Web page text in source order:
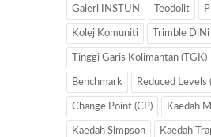
Galeri INSTUN Teodolit
Kolej Komuniti Trimble DiNi
Tinggi Garis Kolimantan (TGK)
Benchmark Reduced Levels
Change Point (CP) Kaedah
Kaedah Simpson Kaedah